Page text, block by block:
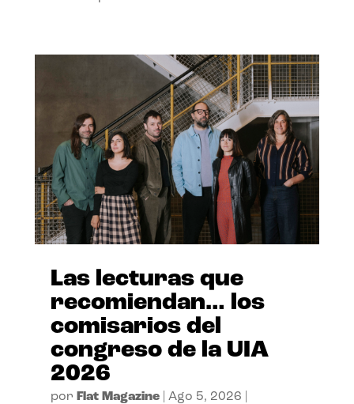
Las lecturas que
recomiendan… los
comisarios del
congreso de la UIA
2026
por Flat Magazine| Ago 5, 2026